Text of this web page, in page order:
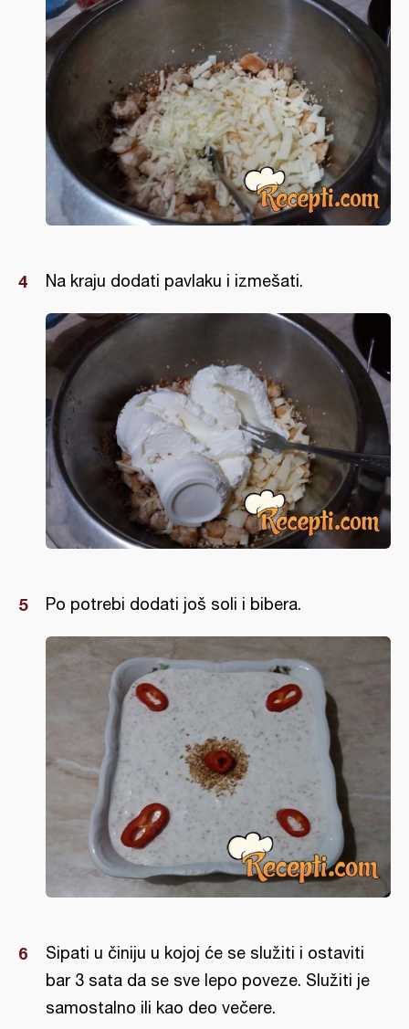
Na kraju dodati pavlaku i izmešati.
Po potrebi dodati još soli i bibera.
Sipati u činiju u kojoj će se služiti i ostaviti
bar 3 sata da se sve lepo poveze. Služiti je
samostalno ili kao deo večere.